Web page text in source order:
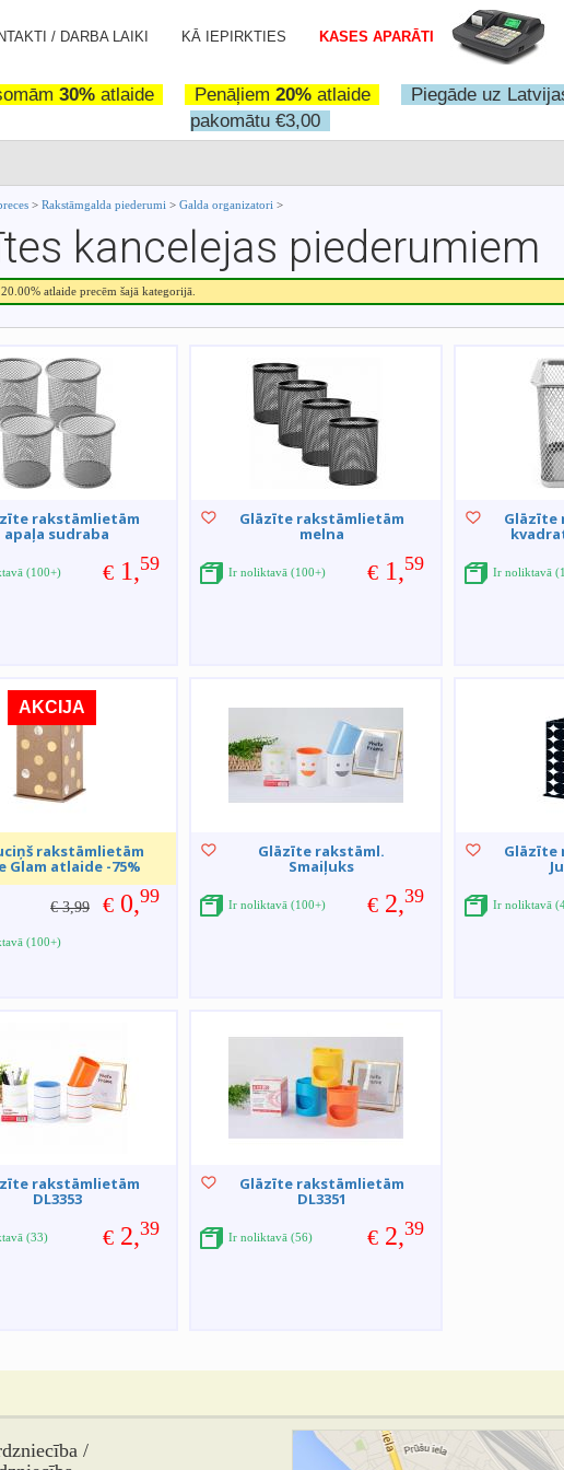
/ DARBA LAIKI KĀ IEPIRKTIES KASES APARĀTI
30%atlaide Penāļiem 20%atlaide Piegāde uz
pakomātu €3,00
> Rakstāmgalda piederumi > Galda organizatori >
kancelejas piederumiem
atlaide precēm šajā kategorijā.
rakstāmlietām
apaļa sudraba
€ 1,59
(100+)
Glāzīte rakstāmlietām
melna
€ 1,59
Ir noliktavā (100+)
Glāzīte
Ir noliktavā
AKCIJA
rakstāmlietām
Glam atlaide -75%
€ 3,99 € 0,99
(100+)
Glāzīte rakstāml.
Smaiļuks
€ 2,39
Ir noliktavā (100+)
Glāzīte
Ir noliktavā
rakstāmlietām
DL3353
€ 2,39
(33)
Glāzīte rakstāmlietām
DL3351
€ 2,39
Ir noliktavā (56)
/